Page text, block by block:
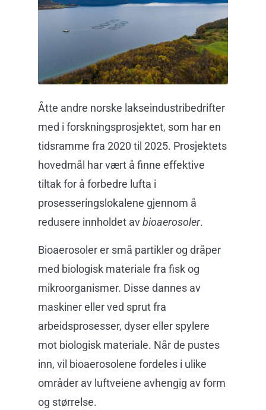
Åtte andre norske lakseindustribedrifter
med i forskningsprosjektet, som har en
tidsramme fra 2020 til 2025. Prosjektets
hovedmål har vært å finne effektive
tiltak for å forbedre lufta i
prosesseringslokalene gjennom å
redusere innholdet avbioaerosoler.
Bioaerosoler er små partikler og dråper
med biologisk materiale fra fisk og
mikroorganismer. Disse dannes av
maskiner eller ved sprut fra
arbeidsprosesser, dyser eller spylere
mot biologisk materiale. Når de pustes
inn, vil bioaerosolene fordeles i ulike
områder av luftveiene avhengig av form
og størrelse.